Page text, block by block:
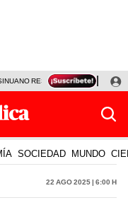
RESULTADOS HOY
SOCIEDAD MUNDO
22 Ago 2025 | 6:00 h